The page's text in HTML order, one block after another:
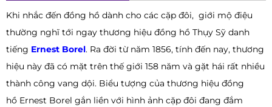
Khi nhắc đến đồng hồ dành cho các cặp đôi, giới mộ điệu
thường nghĩ tới ngay thương hiệu đồng hồ Thụy Sỹ danh
tiếng Ernest Borel. Ra đời từ năm 1856, tính đến nay, thương
hiệu này đã có mặt trên thế giới 158 năm và gặt hái rất nhiều
thành công vang dội. Biểu tượng của thương hiệu đồng
hồ Ernest Borel gắn liền với hình ảnh cặp đôi đang đắm